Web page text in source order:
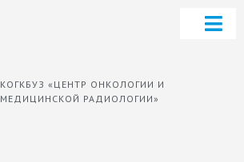
КОГКБУЗ «ЦЕНТР ОНКОЛОГИИ И
МЕДИЦИНСКОЙ РАДИОЛОГИИ»